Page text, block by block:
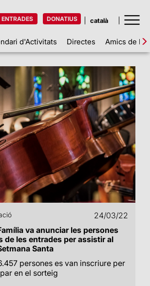
ENTRADES DONATIUS
d'Activitats Directes Amics de la
24/03/22
va anunciar les persones
de les entrades per assistir al
Santa
persones es van inscriure per
en el sorteig